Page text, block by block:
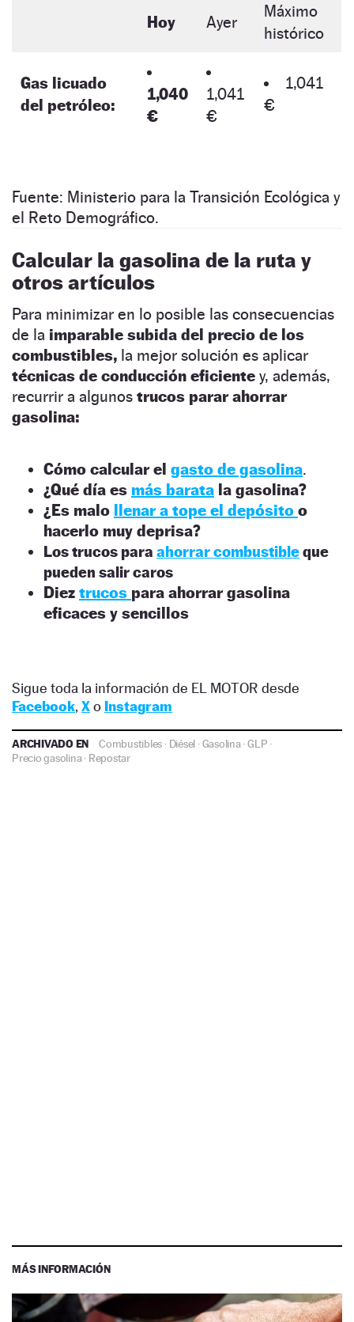
Hoy Ayer
Máximo
histórico
Gas licuado
del petróleo:
1,040
€
1,041
€
1,041
€
Fuente: Ministerio para la Transición Ecológica y
el Reto Demográfico.
Calcular la gasolina de la ruta y
otros artículos
Para minimizar en lo posible las consecuencias
de la imparable subida del precio de los
combustibles, la mejor solución es aplicar
técnicas de conducción eficiente y, además,
recurrir a algunos trucos parar ahorrar
gasolina:
Cómo calcular el gasto de gasolina.
¿Qué día es más barata la gasolina?
¿Es malo llenar a tope el depósito o
hacerlo muy deprisa?
Los trucos para ahorrar combustibleque
pueden salir caros
Diez trucos para ahorrar gasolina
eficaces y sencillos
Sigue toda la información de EL MOTOR desde
Facebook, Xo Instagram
ARCHIVADO EN Combustibles · Diésel ·Gasolina·GLP ·
Precio gasolina· Repostar
MÁS INFORMACIÓN